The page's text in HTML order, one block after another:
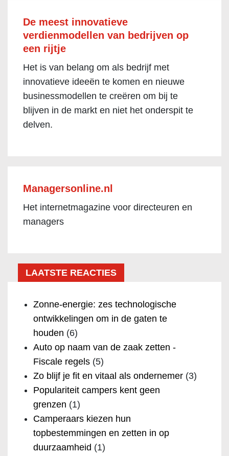
De meest innovatieve
verdienmodellen van bedrijven op
een rijtje
Het is van belang om als bedrijf met
innovatieve ideeën te komen en nieuwe
businessmodellen te creëren om bij te
blijven in de markt en niet het onderspit te
delven.
Managersonline.nl
Het internetmagazine voor directeuren en
managers
LAATSTE REACTIES
Zonne-energie: zes technologische
ontwikkelingen om in de gaten te
houden (6)
Auto op naam van de zaak zetten -
Fiscale regels (5)
Zo blijf je fit en vitaal als ondernemer (3)
Populariteit campers kent geen
grenzen (1)
Camperaars kiezen hun
topbestemmingen en zetten in op
duurzaamheid (1)